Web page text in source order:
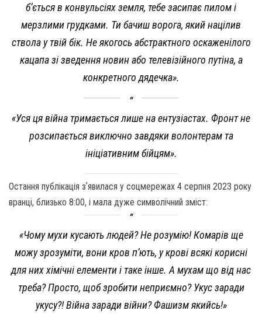
бʼється в конвульсіях земля, тебе засипає пилом і
мерзлими грудками. Ти бачиш ворога, який націлив
ствола у твій бік. Не якогось абстрактного оскаженілого
кацапа зі зведення новин або телевізійного путіна, а
конкретного дядечка».
«Уся ця війна тримається лише на ентузіастах. Фронт не
розсипається виключно завдяки волонтерам та
ініціативним бійцям».
Остання публікація зʼявилася у соцмережах 4 серпня 2023 року
вранці, близько 8:00, і мала дуже символічний зміст:
«Чому мухи кусають людей? Не розумію! Комарів ще
можу зрозуміти, вони кров п’ють, у крові всякі корисні
для них хімічні елементи і таке інше. А мухам що від нас
треба? Просто, щоб зробити неприємно? Укус заради
укусу?! Війна заради війни? Фашизм якийсь!»